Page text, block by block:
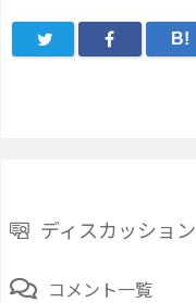
B!
ディスカッション
コメント一覧